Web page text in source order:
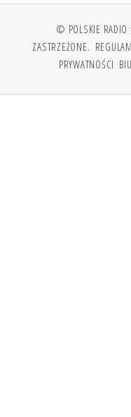
© POLSKIE RADIO
ZASTRZEŻONE.
PRYWATNOŚCI